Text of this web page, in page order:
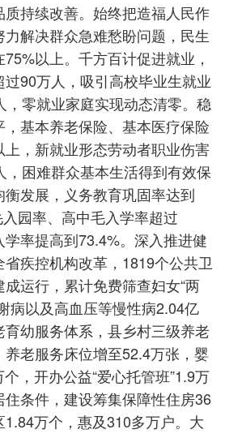
持续改善。始终把造福人民作
解决群众急难愁盼问题，民生
以上。千方百计促进就业，
90万人，吸引高校毕业生就业
，零就业家庭实现动态清零。稳
基本养老保险、基本医疗保险
，新就业形态劳动者职业伤害
，困难群众基本生活得到有效保
发展，义务教育巩固率达到
园率、高中毛入学率超过
率提高到73.4%。深入推进健
疾控机构改革，1819个公共卫
运行，累计免费筛查妇女“两
病以及高血压等慢性病2.04亿
育幼服务体系，县乡村三级养老
老服务床位增至52.4万张，婴
，开办公益“爱心托管班”1.9万
条件，建设筹集保障性住房36
万个，惠及310多万户。大